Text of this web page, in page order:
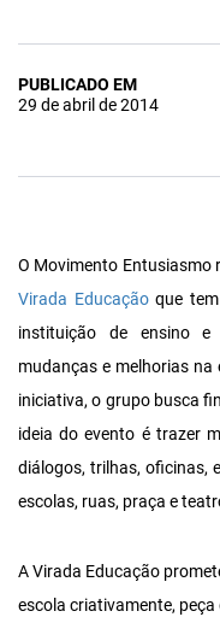
PUBLICADO EM
29 de abril de 2014
O Movimento Entusiasmo
Virada Educaçãoque tem
instituição de ensino
mudanças e melhorias
iniciativa, o grupo busca
ideia do evento é trazer
diálogos, trilhas, oficinas,
escolas, ruas, praça e
A Virada Educação
escola criativamente,